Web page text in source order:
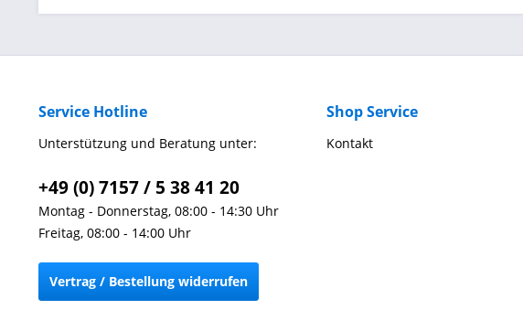
Service Hotline
Unterstützung und Beratung unter:
+49 (0) 7157 / 5 38 41 20
Montag - Donnerstag, 08:00 - 14:30 Uhr
Freitag, 08:00 - 14:00 Uhr
Vertrag / Bestellung widerrufen
Shop Service
Kontakt